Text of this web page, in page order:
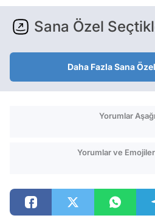
Sana Özel
Daha Fazla Sana
Yorumlar
Yorumlar ve Emojiler